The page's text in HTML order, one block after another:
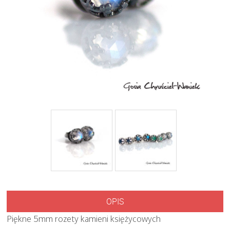
OPIS
Piękne 5mm rozety kamieni księżycowych